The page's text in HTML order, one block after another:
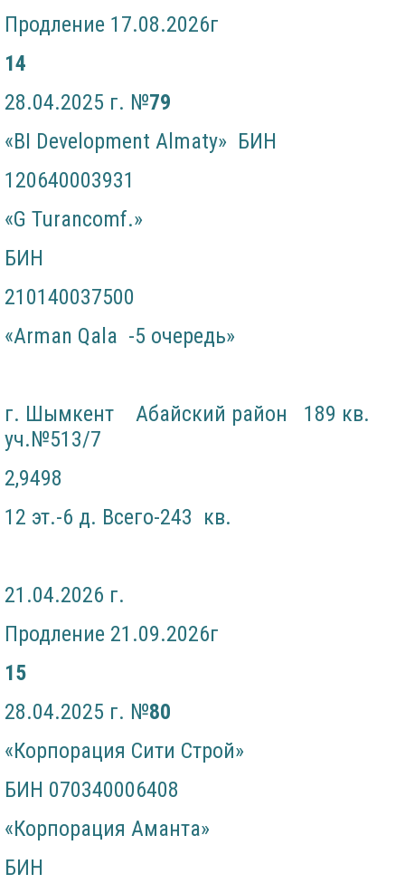
Продление 17.08.2026г
14
28.04.2025 г. №79
«BI Development Almaty» БИН
120640003931
«G Turanсomf.»
БИН
210140037500
«Arman Qala -5 очередь»
г. Шымкент Абайский район 189 кв.
уч.№513/7
2,9498
12 эт.-6 д. Всего-243 кв.
21.04.2026 г.
Продление 21.09.2026г
15
28.04.2025 г. №80
«Корпорация Сити Строй»
БИН 070340006408
«Корпорация Аманта»
БИН